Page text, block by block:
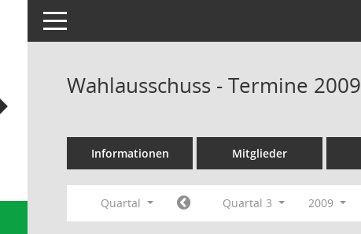
Toggle navigation
Wahlausschuss - Termine 2009
Informationen Mitglieder
Quartal Quartal 3 2009